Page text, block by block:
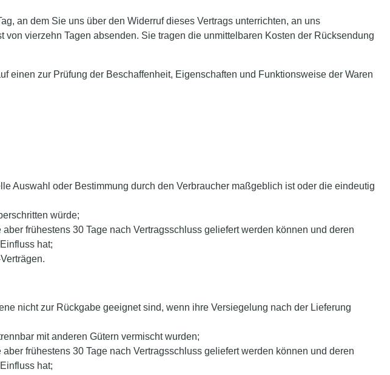
an dem Sie uns über den Widerruf dieses Vertrags unterrichten, an uns
vierzehn Tagen absenden. Sie tragen die unmittelbaren Kosten der Rücksendung
einen zur Prüfung der Beschaffenheit, Eigenschaften und Funktionsweise der Waren
Auswahl oder Bestimmung durch den Verbraucher maßgeblich ist oder die eindeutig
würde;
frühestens 30 Tage nach Vertragsschluss geliefert werden können und deren
hat;
nicht zur Rückgabe geeignet sind, wenn ihre Versiegelung nach der Lieferung
mit anderen Gütern vermischt wurden;
frühestens 30 Tage nach Vertragsschluss geliefert werden können und deren
hat;